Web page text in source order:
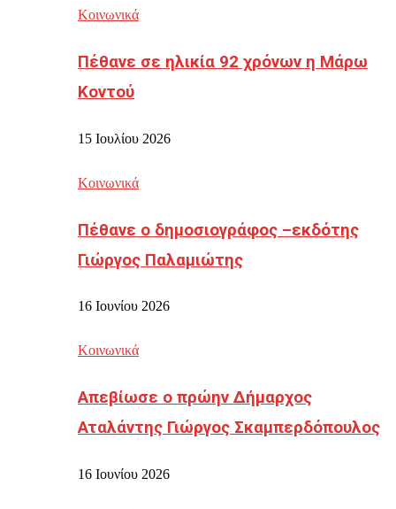
Κοινωνικά
Πέθανε σε ηλικία 92 χρόνων η Μάρω
Κοντού
15 Ιουλίου 2026
Κοινωνικά
Πέθανε ο δημοσιογράφος –εκδότης
Γιώργος Παλαμιώτης
16 Ιουνίου 2026
Κοινωνικά
Απεβίωσε ο πρώην Δήμαρχος
Αταλάντης Γιώργος Σκαμπερδόπουλος
16 Ιουνίου 2026